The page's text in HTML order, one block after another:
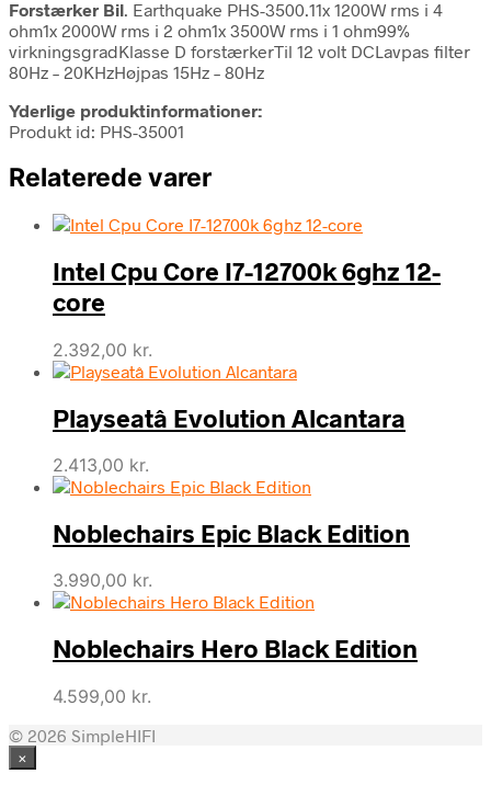
Forstærker Bil. Earthquake PHS-3500.11x 1200W rms i 4
ohm1x 2000W rms i 2 ohm1x 3500W rms i 1 ohm99%
virkningsgradKlasse D forstærkerTil 12 volt DCLavpas filter
80Hz – 20KHzHøjpas 15Hz – 80Hz
Yderlige produktinformationer:
Produkt id: PHS-35001
Relaterede varer
Intel Cpu Core I7-12700k 6ghz 12-
core
2.392,00 kr.
Playseatâ Evolution Alcantara
2.413,00 kr.
Noblechairs Epic Black Edition
3.990,00 kr.
Noblechairs Hero Black Edition
4.599,00 kr.
© 2026 SimpleHIFI
×